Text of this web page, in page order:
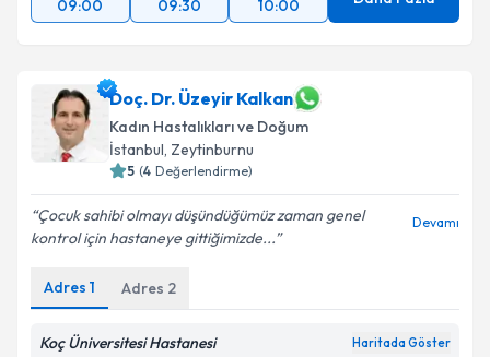
09:00 09:30 10:00
Doç. Dr. Üzeyir Kalkan
Kadın Hastalıkları ve Doğum
İstanbul, Zeytinburnu
5 (4 Değerlendirme)
Çocuk sahibi olmayı düşündüğümüz zaman genel
kontrol için hastaneye gittiğimizde...
Devamı
Adres 1 Adres 2
Koç Üniversitesi Hastanesi Haritada Göster